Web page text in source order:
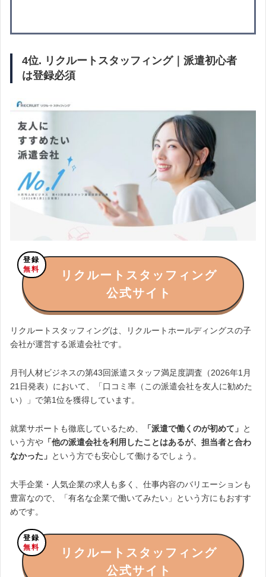
4位. リクルートスタッフィング｜派遣初心者
は登録必須
登録
無料
リクルートスタッフィング
公式サイト
リクルートスタッフィングは、リクルートホールディングスの子
会社が運営する派遣会社です。
月刊人材ビジネスの第43回派遣スタッフ満足度調査（2026年1月
21日発表）において、「口コミ率（この派遣会社を友人に勧めた
い）」で第1位を獲得しています。
就業サポートも徹底しているため、 「派遣で働くのが初めて」 と
いう方や 「他の派遣会社を利用したことはあるが、担当者と合わ
なかった」 という方でも安心して働けるでしょう。
大手企業・人気企業の求人も多く、仕事内容のバリエーションも
豊富なので、「有名な企業で働いてみたい」という方にもおすす
めです。
登録
無料
リクルートスタッフィング
公式サイト